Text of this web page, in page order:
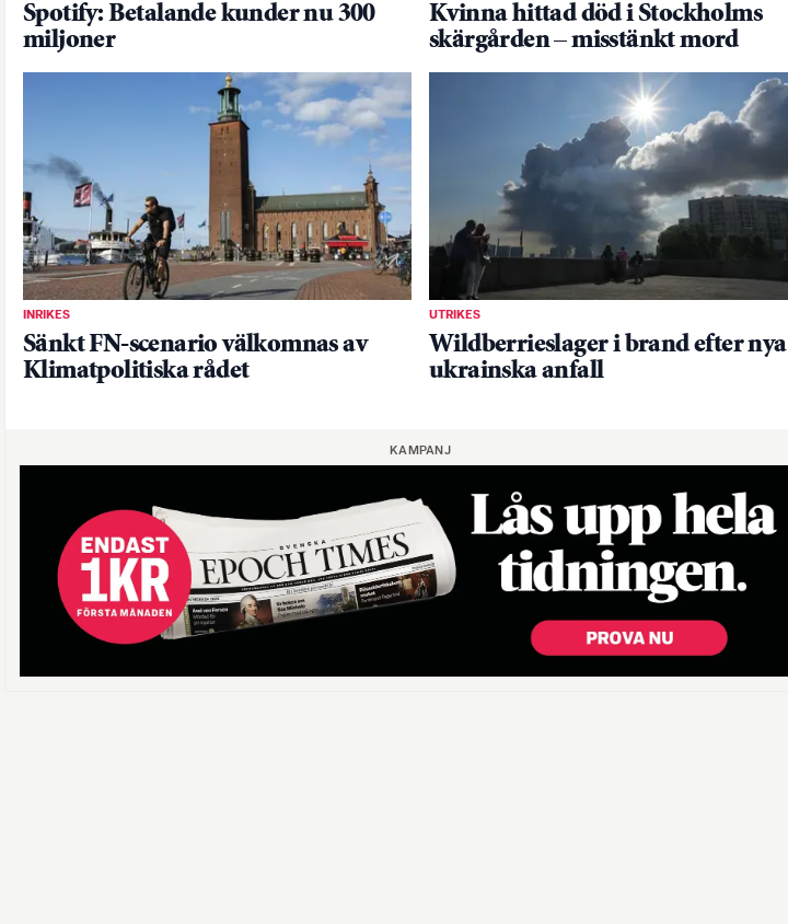
Spotify: Betalande kunder nu 300
miljoner
Kvinna hittad död i Stockholms
skärgården – misstänkt mord
INRIKES
Sänkt FN-scenario välkomnas av
Klimatpolitiska rådet
UTRIKES
Wildberrieslager i brand efter nya
ukrainska anfall
KAMPANJ